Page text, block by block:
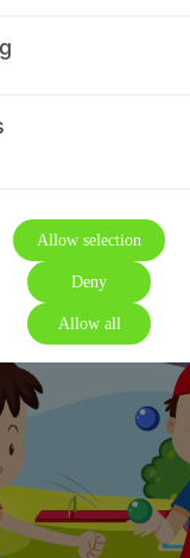
Allow selection
Deny
Allow all